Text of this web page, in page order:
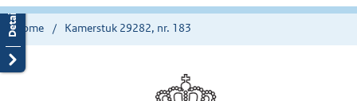
Home Kamerstuk 29282, nr. 183